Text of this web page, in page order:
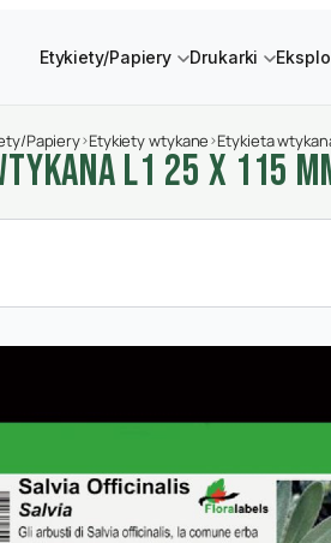
Etykiety/Papiery Drukarki
Papiery›Etykiety wtykane›Etykieta
L1 25 X 115